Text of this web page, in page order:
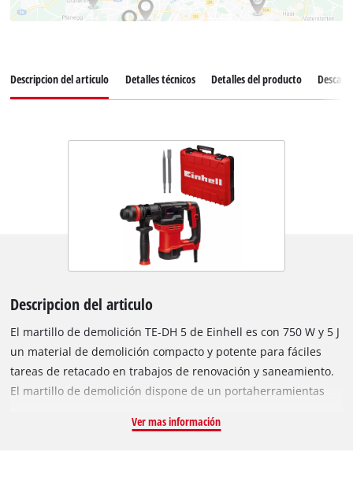
Descripcion del articulo Detalles técnicos Detalles del producto
Descripcion del articulo
El martillo de demolición TE-DH 5 de Einhell es con 750 W y 5 J
un material de demolición compacto y potente para fáciles
tareas de retacado en trabajos de renovación y saneamiento.
El martillo de demolición dispone de un portaherramientas
el accesorio SDA-Plus. Por el asidero amortiguado en
Ver mas información